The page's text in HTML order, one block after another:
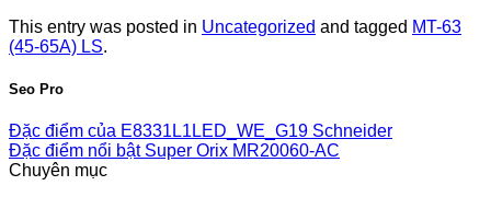
This entry was posted in Uncategorized and tagged MT-63
(45-65A) LS.
Seo Pro
Đặc điểm của E8331L1LED_WE_G19 Schneider
Đặc điểm nổi bật Super Orix MR20060-AC
Chuyên mục